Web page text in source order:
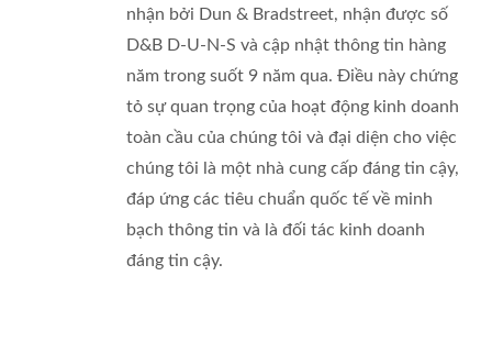
nhận bởi Dun & Bradstreet, nhận được số
D&B D-U-N-S và cập nhật thông tin hàng
năm trong suốt 9 năm qua. Điều này chứng
tỏ sự quan trọng của hoạt động kinh doanh
toàn cầu của chúng tôi và đại diện cho việc
chúng tôi là một nhà cung cấp đáng tin cậy,
đáp ứng các tiêu chuẩn quốc tế về minh
bạch thông tin và là đối tác kinh doanh
đáng tin cậy.